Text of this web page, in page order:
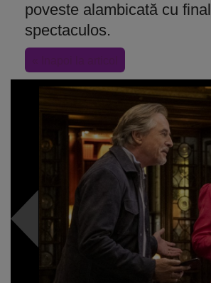
poveste alambicată cu final
spectaculos.